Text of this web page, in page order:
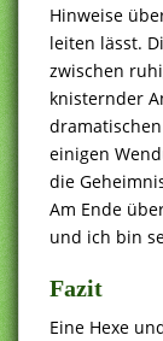
Hinweise
leiten lässt.
zwischen
knisternder
einigen
die
Am Ende
und ich bin
Fazit
Eine Hexe